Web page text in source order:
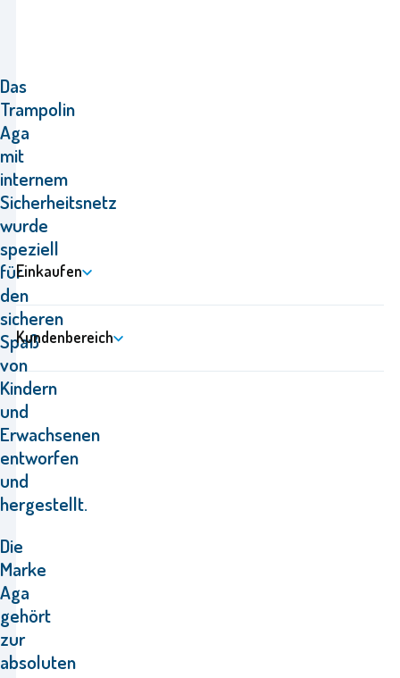
Das
Trampolin
Aga
mit
internem
Sicherheitsnetz
wurde
speziell
für
den
sicheren
Spaß
von
Kindern
und
Erwachsenen
entworfen
und
hergestellt.
Die
Marke
Aga
gehört
zur
absoluten
Einkaufen
Kundenbereich